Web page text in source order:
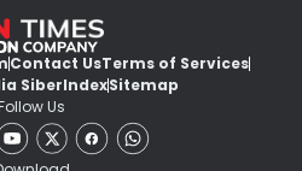
Contact UsTerms of Services
SiberIndexSitemap
Us